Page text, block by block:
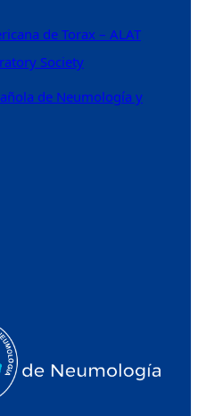
de Torax – ALAT
Society
de Neumología y